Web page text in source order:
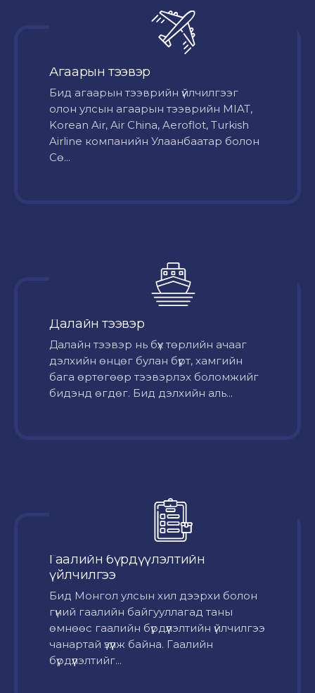
Агаарын тээвэр
Бид агаарын тээврийн үйлчилгээг
олон улсын агаарын тээврийн MIAT,
Korean Air, Air China, Aeroflot, Turkish
Airline компанийн Улаанбаатар болон
Сө...
Далайн тээвэр
Далайн тээвэр нь бүх төрлийн ачааг
дэлхийн өнцөг булан бүрт, хамгийн
бага өртөгөөр тээвэрлэх боломжийг
бидэнд өгдөг. Бид дэлхийн аль...
Гаалийн бүрдүүлэлтийн
үйлчилгээ
Бид Монгол улсын хил дээрхи болон
гүний гаалийн байгууллагад таны
өмнөөс гаалийн бүрдүүлэлтийн үйлчилгээ
чанартай үзүүлж байна. Гаалийн
бүрдүүлэлтийг...